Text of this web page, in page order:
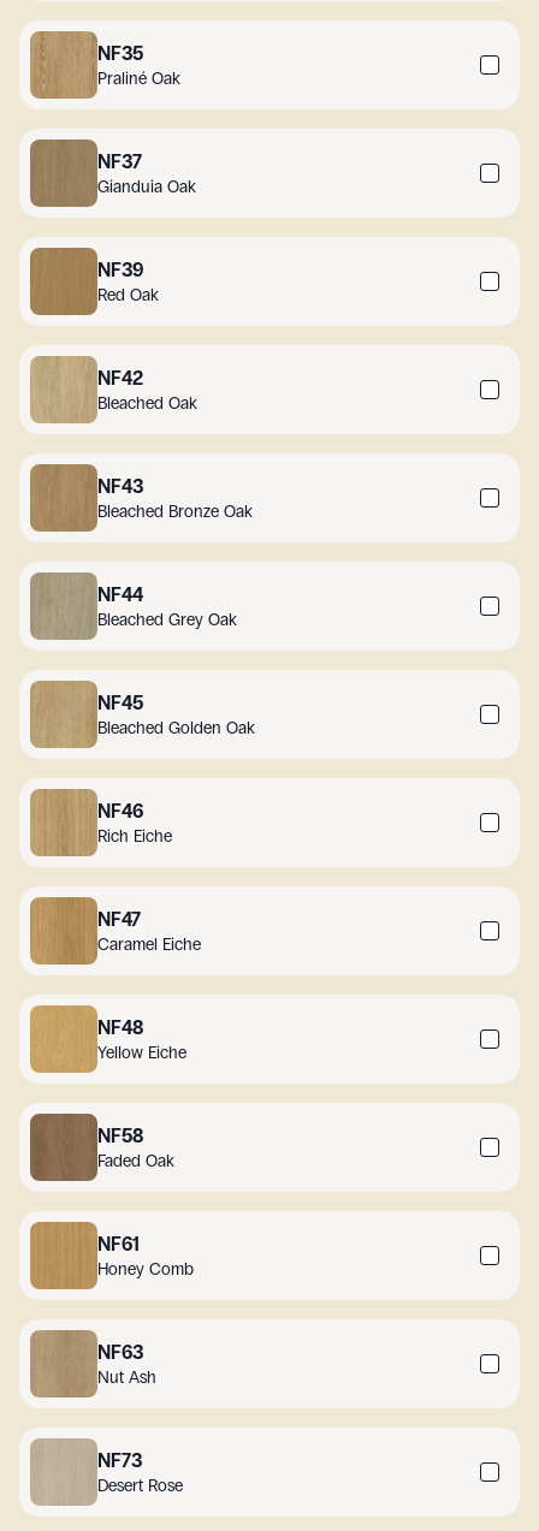
NF35
Praliné Oak
NF37
Gianduia Oak
NF39
Red Oak
NF42
Bleached Oak
NF43
Bleached Bronze Oak
NF44
Bleached Grey Oak
NF45
Bleached Golden Oak
NF46
Rich Eiche
NF47
Caramel Eiche
NF48
Yellow Eiche
NF58
Faded Oak
NF61
Honey Comb
NF63
Nut Ash
NF73
Desert Rose